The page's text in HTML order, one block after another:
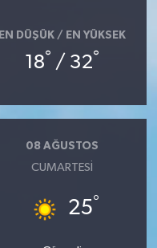
EN DÜŞÜK / EN YÜKSEK
18° / 32°
08 AĞUSTOS
CUMARTESI
25°